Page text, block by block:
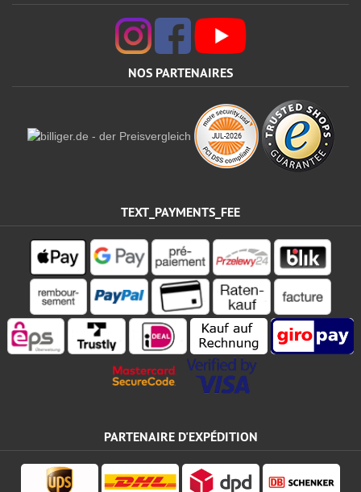
NOS PARTENAIRES
TEXT_PAYMENTS_FEE
PARTENAIRE D'EXPÉDITION